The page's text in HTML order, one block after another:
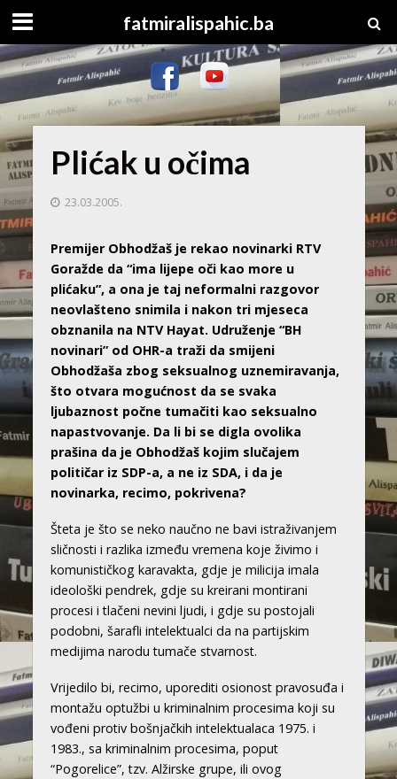
fatmiralispahic.ba
Plićak u očima
23.03.2005.
Premijer Obhodžaš je rekao novinarki RTV
Goražde da “ima lijepe oči kao more u
plićaku”, a ona je taj neformalni razgovor
neovlašteno snimila i nakon tri mjeseca
obznanila na NTV Hayat. Udruženje “BH
novinari” od OHR-a traži da smijeni
Obhodžaša zbog seksualnog uznemiravanja,
što otvara mogućnost da se svaka
ljubaznost počne tumačiti kao seksualno
napastvovanje. Da li bi se digla ovolika
prašina da je Obhodžaš kojim slučajem
političar iz SDP-a, a ne iz SDA, i da je
novinarka, recimo, pokrivena?
Šteta je što se neko naučno ne bavi istraživanjem
sličnosti i razlika između vremena koje živimo i
komunističkog karavakta, gdje je milicija imala
ideološki pendrek, gdje su kreirani montirani
procesi i tlačeni nevini ljudi, i gdje su postojali
podobni, šarafli intelektualci da na partijskim
medijima narodu tumače stvarnost.
Vrijedilo bi, recimo, uporediti osionost pravosuđa i
montažu optužbi u kriminalnim procesima koji su
vođeni protiv bošnjačkih intelektualaca 1975. i
1983., sa kriminalnim procesima, poput
“Pogorelice”, tzv. Alžirske grupe, ili ovog